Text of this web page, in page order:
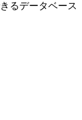
るデータベース